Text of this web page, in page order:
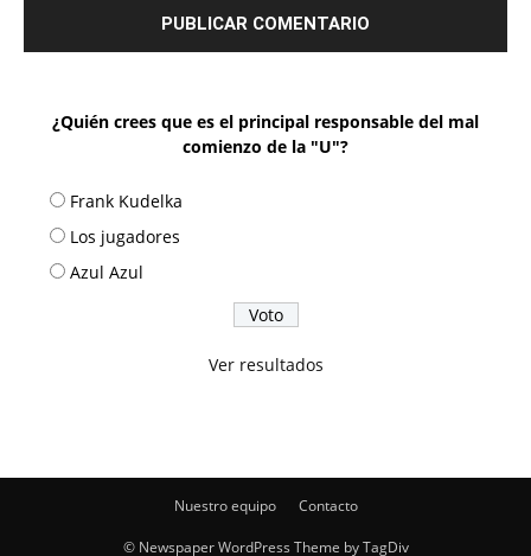
¿Quién crees que es el principal responsable del mal
comienzo de la "U"?
Frank Kudelka
Los jugadores
Azul Azul
Ver resultados
Nuestro equipo Contacto
© Newspaper WordPress Theme by TagDiv